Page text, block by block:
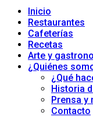
Inicio
Restaurantes
Cafeterías
Recetas
Arte y
¿Quiénes
¿Qué
Historia
Prensa y
Contacto